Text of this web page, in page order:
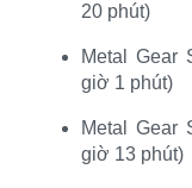
20 phút)​
Metal Gear
giờ 1 phút)​
Metal Gear
giờ 13 phút)​